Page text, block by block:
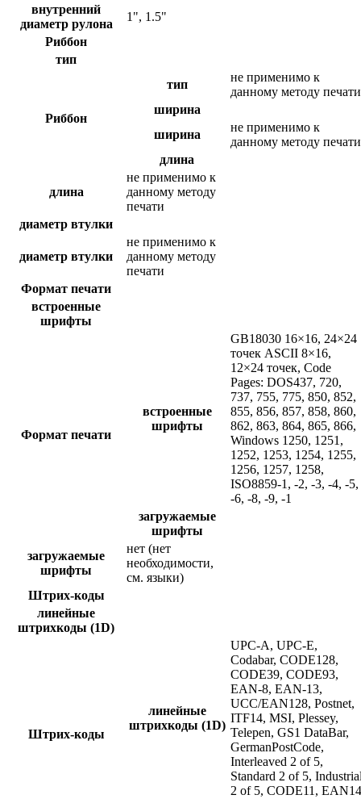
внутренний
диаметр рулона
1", 1.5"
Риббон
тип
Риббон
тип
не применимо к
данному методу печати
ширина
ширина
не применимо к
данному методу печати
длина
длина
не применимо к
данному методу
печати
диаметр втулки
диаметр втулки
не применимо к
данному методу
печати
Формат печати
встроенные
шрифты
Формат печати
встроенные
шрифты
GB18030 16×16, 24×24
точек ASCII 8×16,
12×24 точек, Code
Pages: DOS437, 720,
737, 755, 775, 850, 852,
855, 856, 857, 858, 860,
862, 863, 864, 865, 866,
Windows 1250, 1251,
1252, 1253, 1254, 1255,
1256, 1257, 1258,
ISO8859-1, -2, -3, -4, -5,
-6, -8, -9, -1
загружаемые
шрифты
загружаемые
шрифты
нет (нет
необходимости,
см. языки)
Штрих-коды
линейные
штрихкоды (1D)
Штрих-коды
линейные
штрихкоды (1D)
UPC-A, UPC-E,
Codabar, CODE128,
CODE39, CODE93,
EAN-8, EAN-13,
UCC/EAN128, Postnet,
ITF14, MSI, Plessey,
Telepen, GS1 DataBar,
GermanPostCode,
Interleaved 2 of 5,
Standard 2 of 5,
2 of 5, CODE11, EAN14